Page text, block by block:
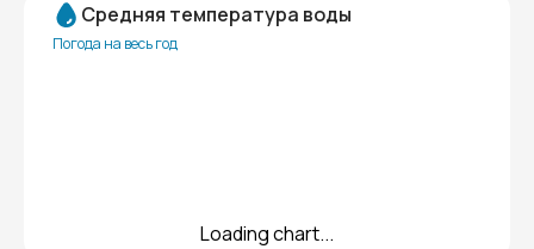
Средняя температура воды
Погода на весь год
Loading chart...